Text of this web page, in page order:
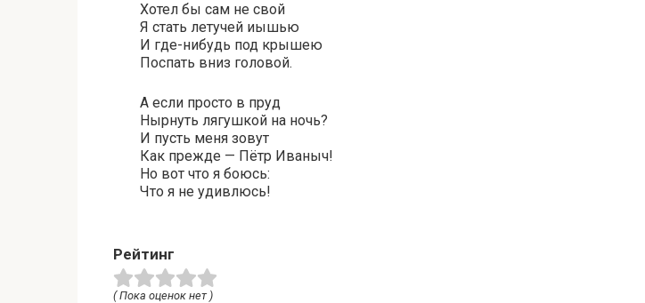
Хотел бы сам не свой
Я стать летучей иышью
И где-нибудь под крышею
Поспать вниз головой.
А если просто в пруд
Нырнуть лягушкой на ночь?
И пусть меня зовут
Как прежде — Пётр Иваныч!
Но вот что я боюсь:
Что я не удивлюсь!
Рейтинг
( Пока оценок нет )